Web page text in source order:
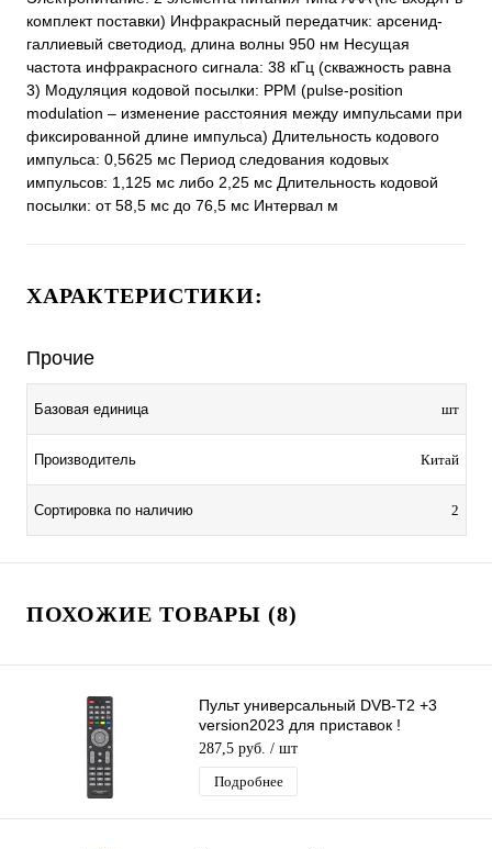
комплект поставки) Инфракрасный передатчик: арсенид-
галлиевый светодиод, длина волны 950 нм Несущая
частота инфракрасного сигнала: 38 кГц (скважность равна
3) Модуляция кодовой посылки: PPM (pulse-position
modulation – изменение расстояния между импульсами при
фиксированной длине импульса) Длительность кодового
импульса: 0,5625 мс Период следования кодовых
импульсов: 1,125 мс либо 2,25 мс Длительность кодовой
посылки: от 58,5 мс до 76,5 мс Интервал м
ХАРАКТЕРИСТИКИ:
Прочие
Базовая единица шт
Производитель Китай
Сортировка по наличию 2
ПОХОЖИЕ ТОВАРЫ (8)
Пульт универсальный DVB-T2 +3
version2023 для приставок !
универсальный для разных моделей
DVB-T2
287,5 руб. / шт
Подробнее